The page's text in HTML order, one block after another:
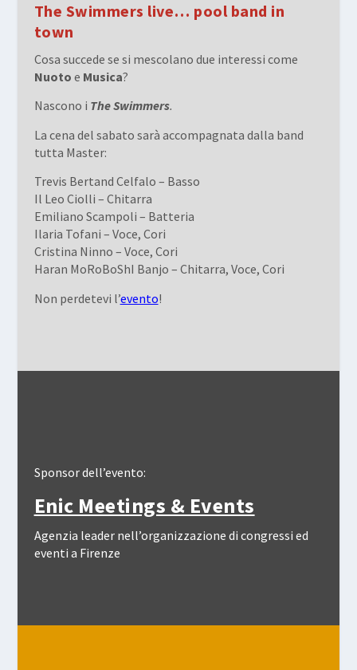
The Swimmers live… pool band in
town
Cosa succede se si mescolano due interessi come
Nuoto e Musica?
Nascono i The Swimmers.
La cena del sabato sarà accompagnata dalla band
tutta Master:
Trevis Bertand Celfalo – Basso
Il Leo Ciolli – Chitarra
Emiliano Scampoli – Batteria
Ilaria Tofani – Voce, Cori
Cristina Ninno – Voce, Cori
Haran MoRoBoShI Banjo – Chitarra, Voce, Cori
Non perdetevi l’evento!
Sponsor dell’evento:
Enic Meetings & Events
Agenzia leader nell’organizzazione di congressi ed
eventi a Firenze